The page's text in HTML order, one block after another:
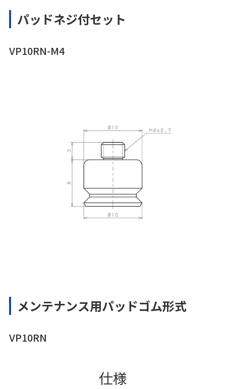
パッドネジ付セット
VP10RN-M4
メンテナンス用パッドゴム形式
VP10RN
仕様